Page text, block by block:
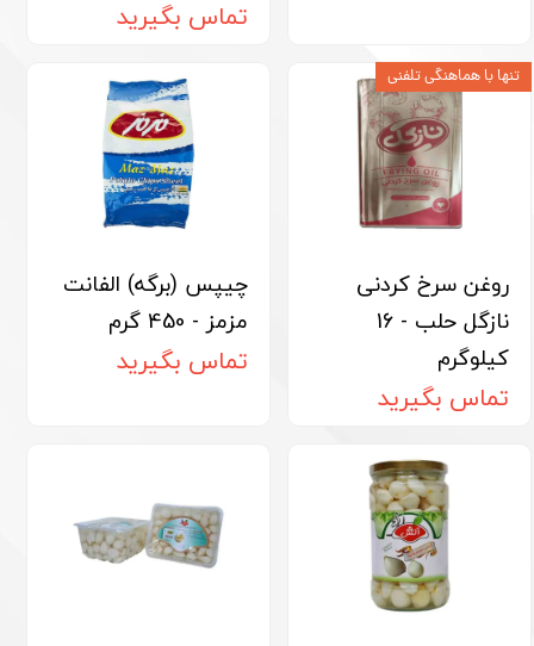
تماس بگیرید
روغن سرخ کردنی
نازگل حلب - 16
کیلوگرم
تماس بگیرید
تنها با هماهنگی تلفنی
چیپس (برگه) الفانت
مزمز - 450 گرم
تماس بگیرید